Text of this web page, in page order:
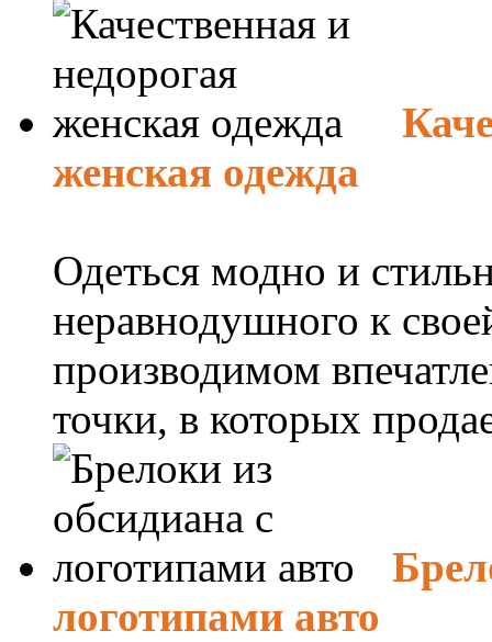
женская одежда
Одеться модно и
неравнодушного к
производимом
точки, в которых
логотипами авто